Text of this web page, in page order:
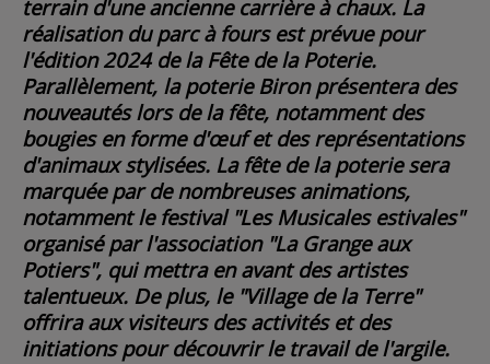
Recherche d'un titre
SE CONNECTER
terrain d'une ancienne carrière à chaux. La
réalisation du parc à fours est prévue pour
l'édition 2024 de la Fête de la Poterie.
Parallèlement, la poterie Biron présentera des
nouveautés lors de la fête, notamment des
bougies en forme d'œuf et des représentations
d'animaux stylisées. La fête de la poterie sera
marquée par de nombreuses animations,
notamment le festival "Les Musicales estivales"
organisé par l'association "La Grange aux
Potiers", qui mettra en avant des artistes
talentueux. De plus, le "Village de la Terre"
offrira aux visiteurs des activités et des
initiations pour découvrir le travail de l'argile.